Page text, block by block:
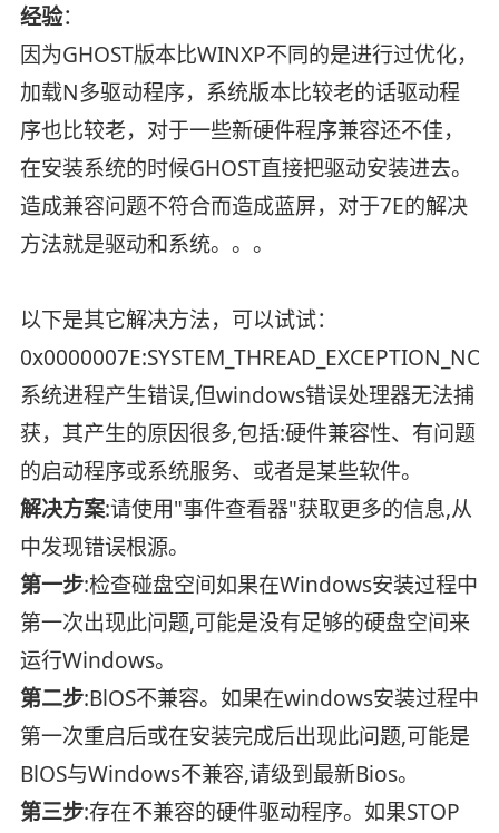
经验：
因为GHOST版本比WINXP不同的是进行过优化，
加载N多驱动程序，系统版本比较老的话驱动程
序也比较老，对于一些新硬件程序兼容还不佳，
在安装系统的时候GHOST直接把驱动安装进去。
造成兼容问题不符合而造成蓝屏，对于7E的解决
方法就是驱动和系统。。。
以下是其它解决方法，可以试试：
系统进程产生错误,但windows错误处理器无法捕
获，其产生的原因很多,包括:硬件兼容性、有问题
的启动程序或系统服务、或者是某些软件。
解决方案:请使用"事件查看器"获取更多的信息,从
中发现错误根源。
第一步:检查碰盘空间如果在Windows安装过程中
第一次出现此问题,可能是没有足够的硬盘空间来
运行Windows。
第二步:BlOS不兼容。如果在windows安装过程中
第一次重启后或在安装完成后出现此问题,可能是
BlOS与Windows不兼容,请级到最新Bios。
第三步:存在不兼容的硬件驱动程序。如果STOP